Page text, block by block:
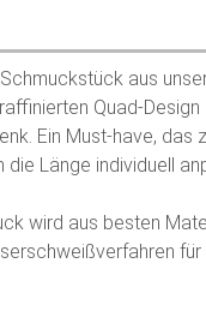
aus
Quad-
Ein Must-have,
Länge individuell
wird aus besten